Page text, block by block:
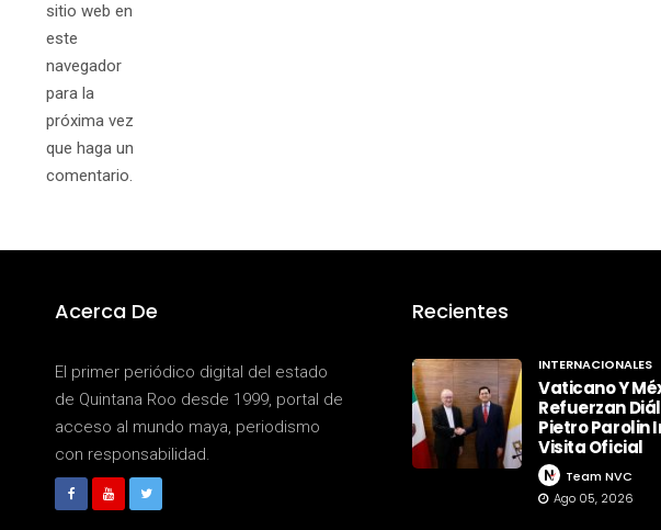
sitio web en
este
navegador
para la
próxima vez
que haga un
comentario.
Acerca De
El primer periódico digital del estado
de Quintana Roo desde 1999, portal de
acceso al mundo maya, periodismo
con responsabilidad.
Recientes
INTERNACIONALES
Vaticano Y
Refuerzan
Pietro Parolin
Visita Oficial
Team NVC
Ago 05, 2026